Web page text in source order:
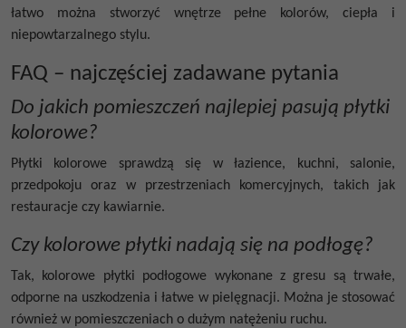
łatwo można stworzyć wnętrze pełne kolorów, ciepła i
niepowtarzalnego stylu.
FAQ – najczęściej zadawane pytania
Do jakich pomieszczeń najlepiej pasują płytki
kolorowe?
Płytki kolorowe sprawdzą się w łazience, kuchni, salonie,
przedpokoju oraz w przestrzeniach komercyjnych, takich jak
restauracje czy kawiarnie.
Czy kolorowe płytki nadają się na podłogę?
Tak, kolorowe płytki podłogowe wykonane z gresu są trwałe,
odporne na uszkodzenia i łatwe w pielęgnacji. Można je stosować
również w pomieszczeniach o dużym natężeniu ruchu.